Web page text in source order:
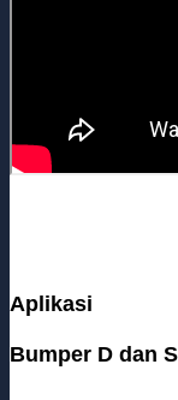
Aplikasi
Bumper D dan